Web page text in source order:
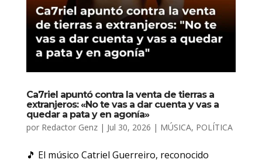
Ca7riel apuntó contra la venta de tierras a
extranjeros: «No te vas a dar cuenta y vas a
quedar a pata y en agonía»
por Redactor Genz| Jul 30, 2026 | MÚSICA, POLÍTICA
🎵 El músico Catriel Guerreiro, reconocido